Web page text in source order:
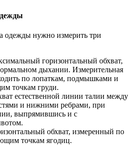
одежды нужно измерить три
горизонтальный обхват,
дыхании. Измерительная
по лопаткам, подмышками и
точкам груди.
естественной линии талии между
и нижними ребрами, при
выпрямившись и с
обхват, измеренный по
точкам ягодиц.